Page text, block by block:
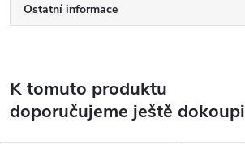
Ostatní informace
K tomuto produktu
doporučujeme ještě